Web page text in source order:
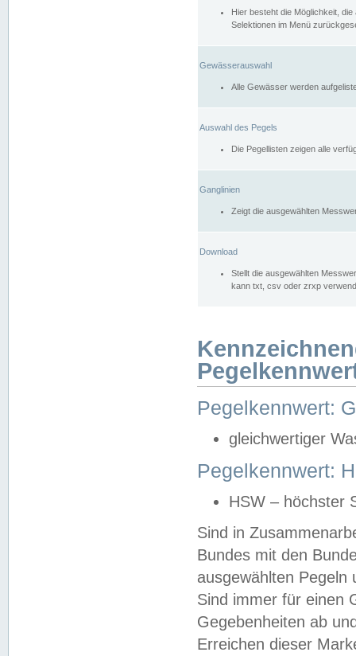
Hier besteht die Möglichkeit,
Selektionen im Menü
Gewässerauswahl
Alle Gewässer werden
Auswahl des Pegels
Die Pegellisten zeigen alle
Ganglinien
Zeigt die ausgewählten
Download
Stellt die ausgewählten
kann txt, csv oder zrxp
Pegelkennwert:
gleichwertiger
Pegelkennwert:
HSW – höchster
Sind in
Bundes mit den
ausgewählten
Sind immer für einen
Gegebenheiten ab
Erreichen dieser